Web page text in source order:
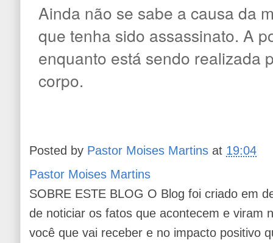
Ainda não se sabe a causa da
que tenha sido assassinato. A
enquanto está sendo realizada
corpo.
Posted by Pastor Moises Martins at 19:04
Pastor Moises Martins
SOBRE ESTE BLOG O Blog foi criado em
de noticiar os fatos que acontecem e viram
você que vai receber e no impacto positivo